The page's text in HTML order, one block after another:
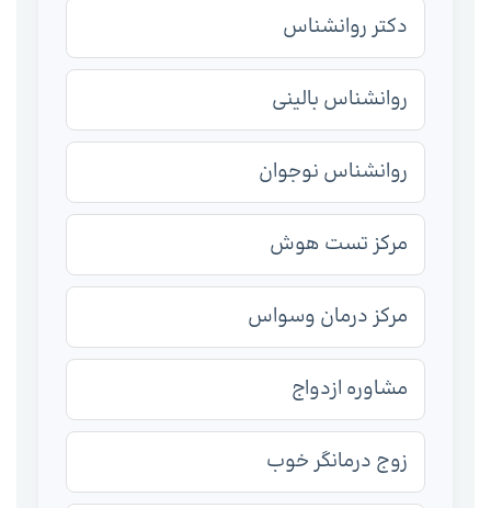
دکتر روانشناس
روانشناس بالینی
روانشناس نوجوان
مرکز تست هوش
مرکز درمان وسواس
مشاوره ازدواج
زوج درمانگر خوب